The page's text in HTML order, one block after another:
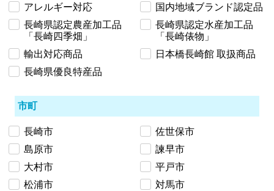
アレルギー対応
国内地域ブランド認定品
長崎県認定農産加工品
「長崎四季畑」
長崎県認定水産加工品
「長崎俵物」
輸出対応商品
日本橋長崎館 取扱商品
長崎県優良特産品
市町
長崎市
佐世保市
島原市
諫早市
大村市
平戸市
松浦市
対馬市